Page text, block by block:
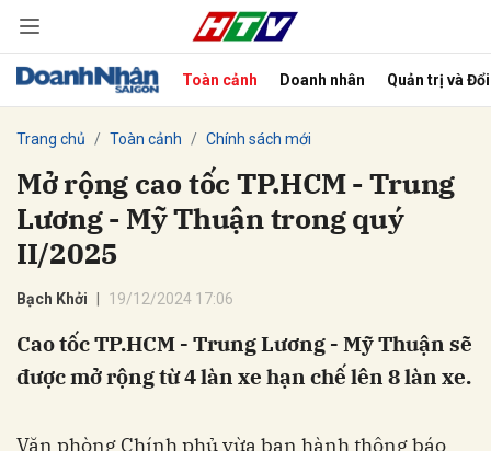
Toàn cảnh Doanh nhân Quản trị và
Trang chủ Toàn cảnh Chính sách mới
Mở rộng cao tốc TP.HCM - Trung
Lương - Mỹ Thuận trong quý
II/2025
Bạch Khởi 19/12/2024 17:06
Cao tốc TP.HCM - Trung Lương - Mỹ Thuận sẽ
được mở rộng từ 4 làn xe hạn chế lên 8 làn xe.
Văn phòng Chính phủ vừa ban hành thông báo